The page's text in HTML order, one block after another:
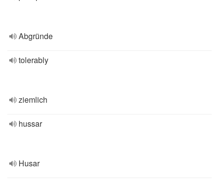
Abgründe
tolerably
ziemlich
hussar
Husar